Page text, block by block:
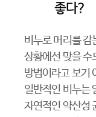
좋다?
비누로 머리를 감
상황에선 맞을 수
방법이라고 보기
일반적인 비누는
자연적인 약산성